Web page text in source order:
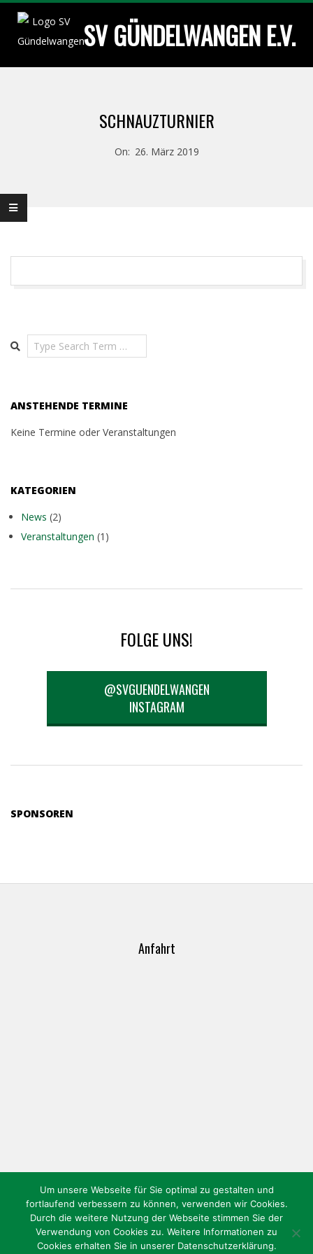
content
SV GÜNDELWANGEN E.V.
SCHNAUZTURNIER
On: 26. März 2019
Search
ANSTEHENDE TERMINE
Keine Termine oder Veranstaltungen
KATEGORIEN
News (2)
Veranstaltungen (1)
FOLGE UNS!
@SVGUENDELWANGEN
INSTAGRAM
SPONSOREN
Anfahrt
Um unsere Webseite für Sie optimal zu gestalten und
fortlaufend verbessern zu können, verwenden wir Cookies.
Durch die weitere Nutzung der Webseite stimmen Sie der
Verwendung von Cookies zu. Weitere Informationen zu
Cookies erhalten Sie in unserer Datenschutzerklärung.